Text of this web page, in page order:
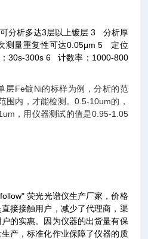
可分析多达3层以上镀层 3 分析厚
测量重复性可达0.05μm 5 定位
30s-300s 6计数率：1000-800
层Fe镀Ni的标样为例，分析的范
内，才能检测。0.5-10um的，
，用仪器测试的值是0.95-1.05
荧光光谱仪生产厂家，价格
接接触用户，减少了代理商，渠
的实惠。因为仪器的出货量有保
产，标准化作业保障了仪器的质